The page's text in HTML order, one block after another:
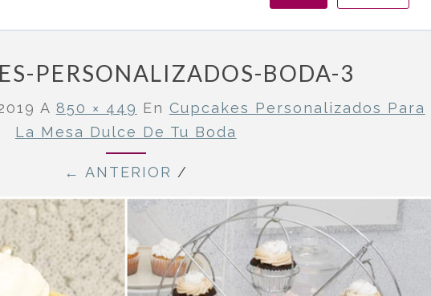
PERSONALIZADOS-BODA-3
A 850 × 449 En Cupcakes Personalizados Para
La Mesa Dulce De Tu Boda
← ANTERIOR /